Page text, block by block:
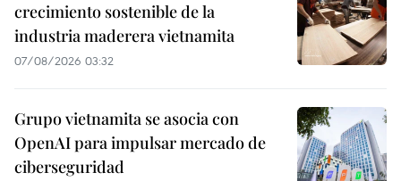
crecimiento sostenible de la
industria maderera vietnamita
07/08/2026 03:32
Grupo vietnamita se asocia con
OpenAI para impulsar mercado de
ciberseguridad